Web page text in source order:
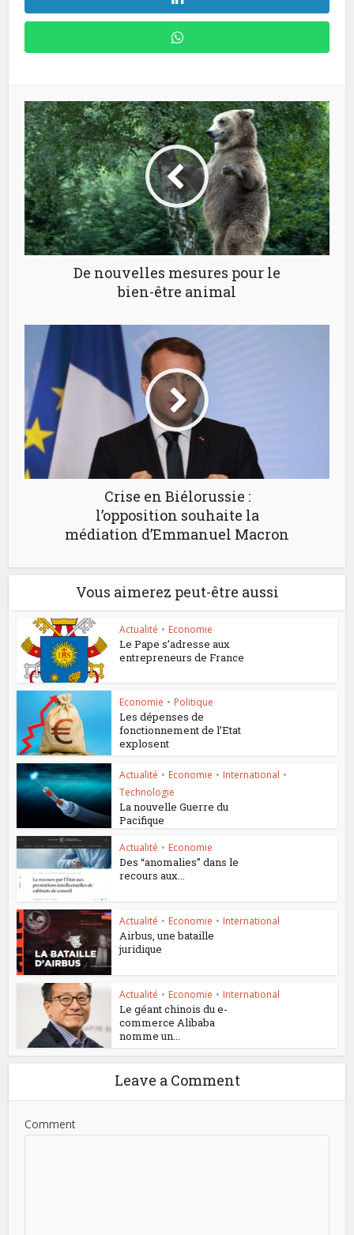
De nouvelles mesures pour le
bien-être animal
Crise en Biélorussie :
l’opposition souhaite la
médiation d’Emmanuel Macron
Vous aimerez peut-être aussi
Actualité • Economie
Le Pape s’adresse aux
entrepreneurs de France
Economie • Politique
Les dépenses de
fonctionnement de l’Etat
explosent
Actualité • Economie • International •
Technologie
La nouvelle Guerre du
Pacifique
Actualité • Economie
Des “anomalies” dans le
recours aux...
Actualité • Economie • International
Airbus, une bataille
juridique
Actualité • Economie • International
Le géant chinois du e-
commerce Alibaba
nomme un...
Leave a Comment
Comment